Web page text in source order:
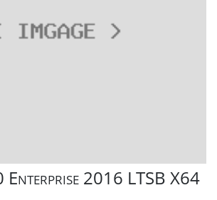
Enterprise 2016 LTSB X64